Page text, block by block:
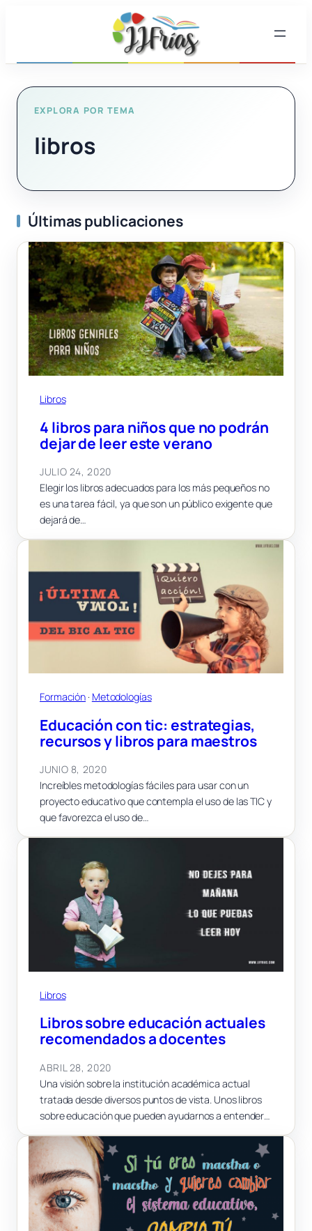
EXPLORA POR TEMA
libros
Últimas publicaciones
Libros
4 libros para niños que no podrán
dejar de leer este verano
JULIO 24, 2020
Elegir los libros adecuados para los más pequeños no
es una tarea fácil, ya que son un público exigente que
dejará de…
Formación · Metodologías
Educación con tic: estrategias,
recursos y libros para maestros
JUNIO 8, 2020
Increíbles metodologías fáciles para usar con un
proyecto educativo que contempla el uso de las TIC y
que favorezca el uso de…
Libros
Libros sobre educación actuales
recomendados a docentes
ABRIL 28, 2020
Una visión sobre la institución académica actual
tratada desde diversos puntos de vista. Unos libros
sobre educación que pueden ayudarnos a entender…